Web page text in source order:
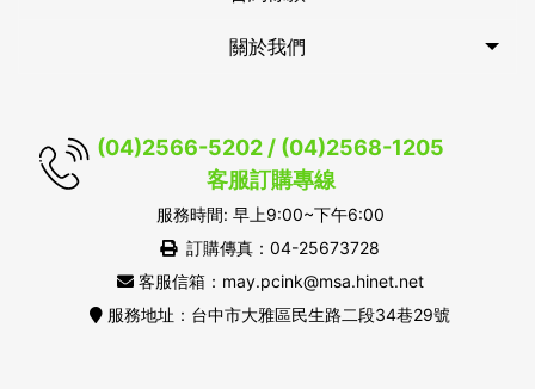
關於我們
(04)2566-5202 / (04)2568-1205
客服訂購專線
服務時間: 早上9:00~下午6:00
訂購傳真：04-25673728
客服信箱：may.pcink@msa.hinet.net
服務地址：台中市大雅區民生路二段34巷29號